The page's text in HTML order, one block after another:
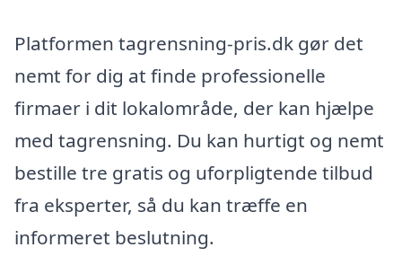
Platformen tagrensning-pris.dk gør det
nemt for dig at finde professionelle
firmaer i dit lokalområde, der kan hjælpe
med tagrensning. Du kan hurtigt og nemt
bestille tre gratis og uforpligtende tilbud
fra eksperter, så du kan træffe en
informeret beslutning.